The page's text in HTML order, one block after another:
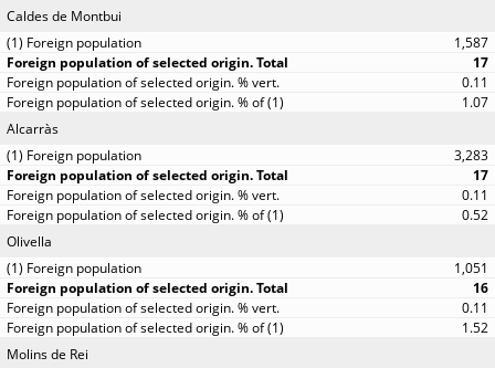
Caldes de Montbui
1,587
17
0.11
1.07
Alcarràs
3,283
17
0.11
0.52
Olivella
1,051
16
0.11
1.52
Molins de Rei